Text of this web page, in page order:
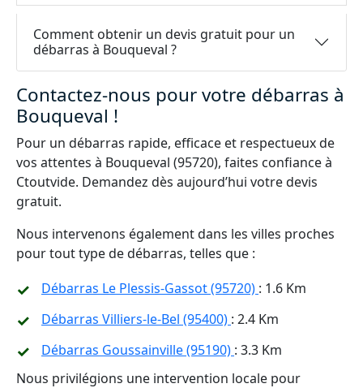
Comment obtenir un devis gratuit pour un
débarras à Bouqueval ?
Contactez-nous pour votre débarras à
Bouqueval !
Pour un débarras rapide, efficace et respectueux de
vos attentes à Bouqueval (95720), faites confiance à
Ctoutvide. Demandez dès aujourd’hui votre devis
gratuit.
Nous intervenons également dans les villes proches
pour tout type de débarras, telles que :
Débarras Le Plessis-Gassot (95720) : 1.6 Km
Débarras Villiers-le-Bel (95400) : 2.4 Km
Débarras Goussainville (95190) : 3.3 Km
Nous privilégions une intervention locale pour